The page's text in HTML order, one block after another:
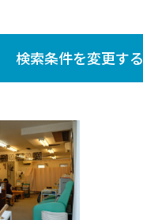
検索条件を変更する